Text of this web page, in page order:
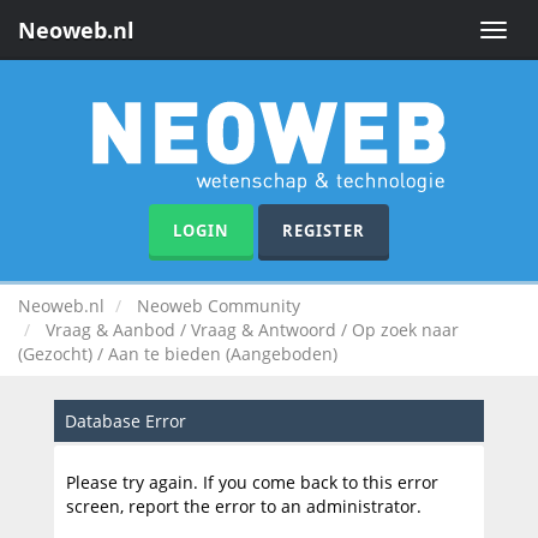
Toggle
Neoweb.nl
LOGIN REGISTER
Neoweb.nl
Neoweb Community
Vraag & Aanbod / Vraag & Antwoord / Op zoek naar
(Gezocht) / Aan te bieden (Aangeboden)
Database Error
Please try again. If you come back to this error
screen, report the error to an administrator.